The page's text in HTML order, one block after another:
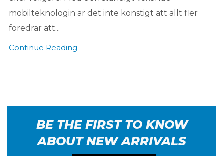
mobilteknologin är det inte konstigt att allt fler
föredrar att...
Continue Reading
BE THE FIRST TO KNOW
ABOUT NEW ARRIVALS